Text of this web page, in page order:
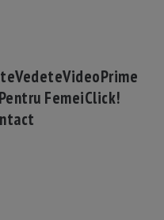
VedeteVideoPrime
FemeiClick!